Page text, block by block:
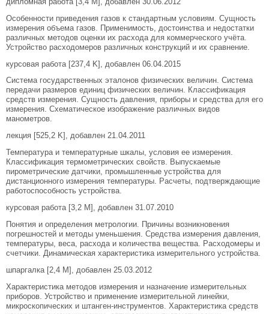
Особенности приведения газов к стандартным условиям. Сущность
измерения объема газов. Применимость, достоинства и недостатки
различных методов оценки их расхода для коммерческого учёта.
Устройство расходомеров различных конструкций и их сравнение.
курсовая работа [237,4 K], добавлен 06.04.2015
Система государственных эталонов физических величин. Система
передачи размеров единиц физических величин. Классификация
средств измерения. Сущность давления, приборы и средства для его
измерения. Схематическое изображение различных видов
манометров.
лекция [525,2 K], добавлен 21.04.2011
Температура и температурные шкалы, условия ее измерения.
Классификация термометрических свойств. Выпускаемые
пирометрические датчики, промышленные устройства для
дистанционного измерения температуры. Расчеты, подтверждающие
работоспособность устройства.
курсовая работа [3,2 M], добавлен 31.07.2010
Понятия и определения метрологии. Причины возникновения
погрешностей и методы уменьшения. Средства измерения давления,
температуры, веса, расхода и количества вещества. Расходомеры и
счетчики. Динамическая характеристика измерительного устройства.
шпаргалка [2,4 M], добавлен 25.03.2012
Характеристика методов измерения и назначение измерительных
приборов. Устройство и применение измерительной линейки,
микроскопических и штанген-инструментов. Характеристика средств